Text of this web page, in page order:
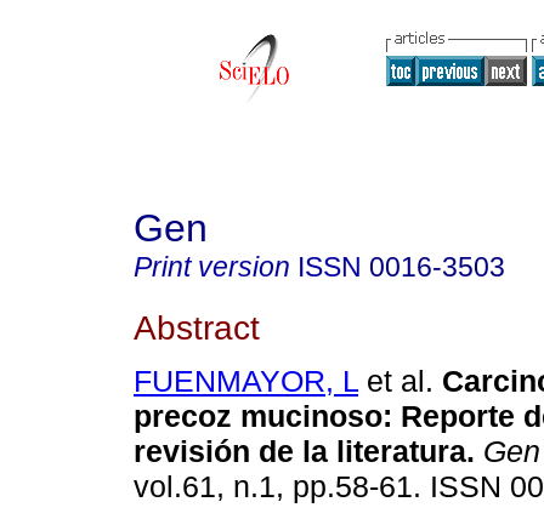
Gen
Print version ISSN 0016-3503
Abstract
FUENMAYOR, L et al.
precoz mucinoso: Reporte
revisión de la literatura. Gen
vol.61, n.1, pp.58-61. ISSN